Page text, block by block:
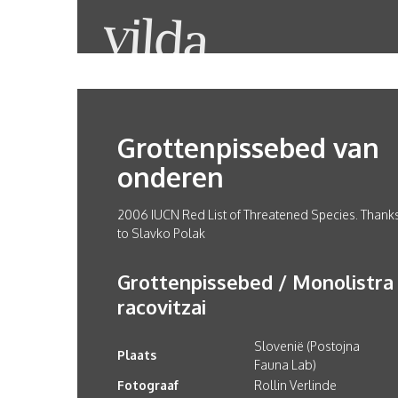
Grottenpissebed van
onderen
2006 IUCN Red List of Threatened Species.
to Slavko Polak
Grottenpissebed / Monolistra
racovitzai
Plaats
Slovenië (Postojna
Fauna Lab)
Fotograaf
Rollin Verlinde